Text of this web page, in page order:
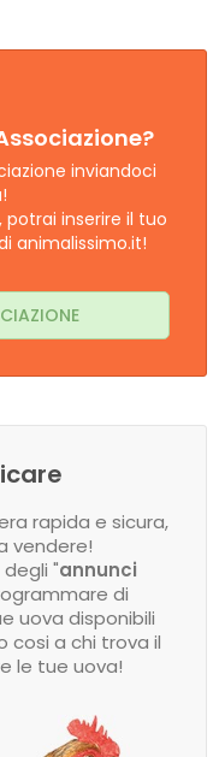
inviandoci
inserire il tuo
animalissimo.it!
rapida e sicura,
vendere!
"annunci
di
uova disponibili
cosi a chi trova il
le tue uova!